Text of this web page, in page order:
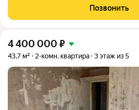
комнатах свежие обои, натяжные
Квартира теплая зимой и прохладная
Позвонить
4 400 000 ₽
43,7 м² 2-комн. квартира 3 этаж из 5